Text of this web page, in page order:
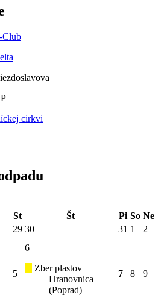
Club
cirkvi
St Št Pi So Ne
29 30 31 1 2
5
6
Zber plastov
Hranovnica
(Poprad)
7 8 9